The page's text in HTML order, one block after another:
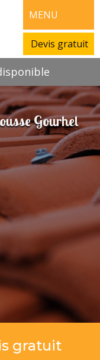
MENU
Devis gratuit
Gourhel
gratuit